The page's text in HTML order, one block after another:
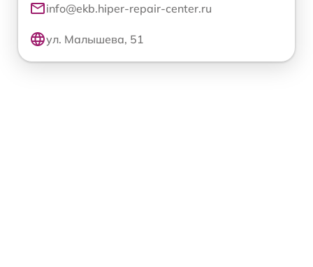
info@ekb.hiper-repair-center.ru
ул. Малышева, 51